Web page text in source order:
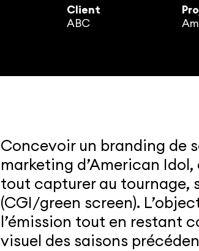
Client
ABC
Concevoir un branding de
marketing d’American
tout capturer au tournage,
(CGI/green screen).
l’émission tout en restant
visuel des saisons